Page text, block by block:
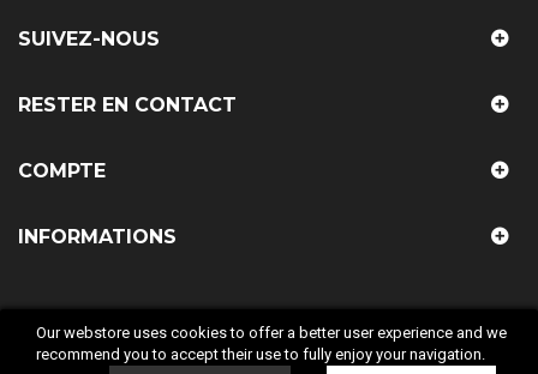
Our webstore uses cookies to offer a better user experience and we
recommend you to accept their use to fully enjoy your navigation.
SUIVEZ-NOUS
RESTER EN CONTACT
COMPTE
INFORMATIONS
© 2018 LAB COMPANY. Tous droit réservés